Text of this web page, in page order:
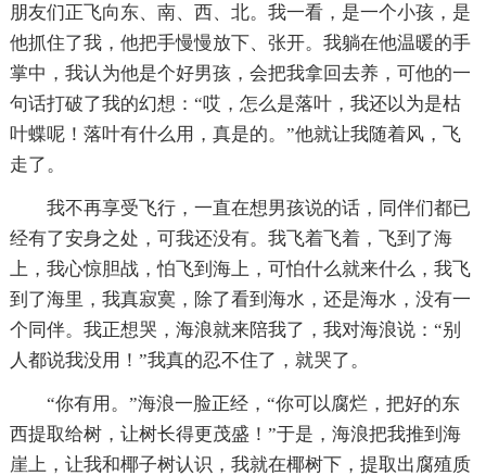
朋友们正飞向东、南、西、北。我一看，是一个小孩，是
他抓住了我，他把手慢慢放下、张开。我躺在他温暖的手
掌中，我认为他是个好男孩，会把我拿回去养，可他的一
句话打破了我的幻想：“哎，怎么是落叶，我还以为是枯
叶蝶呢！落叶有什么用，真是的。”他就让我随着风，飞
走了。
我不再享受飞行，一直在想男孩说的话，同伴们都已
经有了安身之处，可我还没有。我飞着飞着，飞到了海
上，我心惊胆战，怕飞到海上，可怕什么就来什么，我飞
到了海里，我真寂寞，除了看到海水，还是海水，没有一
个同伴。我正想哭，海浪就来陪我了，我对海浪说：“别
人都说我没用！”我真的忍不住了，就哭了。
“你有用。”海浪一脸正经，“你可以腐烂，把好的东
西提取给树，让树长得更茂盛！”于是，海浪把我推到海
崖上，让我和椰子树认识，我就在椰树下，提取出腐殖质